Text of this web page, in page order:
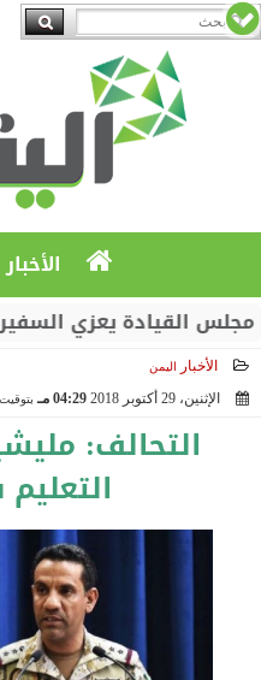
الأخبار
القيادة يعزي السفير
الأخبار اليمن
الإثنين، 29 أكتوبر 2018 04:29 مـ
التحالف: